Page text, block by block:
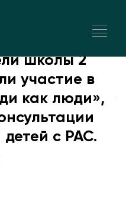
школы 2
участие в
как люди»,
с РАС.